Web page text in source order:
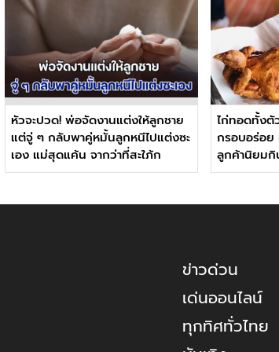
หัวจะปวด! พ่อจัดงานแต่งให้ลูกชาย
แต่จู่ ๆ กลับพาคู่หมั้นลูกหนีไปแต่งซะ
เอง แม่สุดแค้น จากว่าที่สะใภ้ก
ไก่ทอดทั้ง
กรอบอร่อย
ลูกค้านิยมกิ
ข่าวด่วน
เด่นออนไลน์
ทุกทิศทั่วไทย